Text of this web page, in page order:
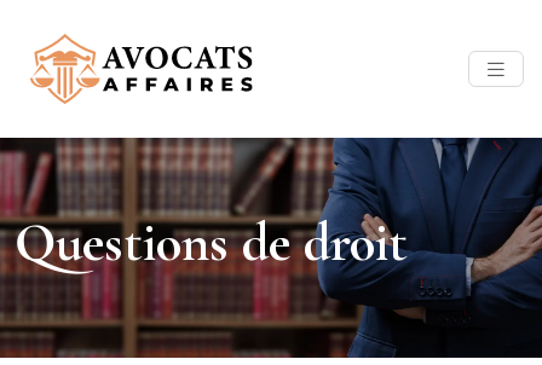
Questions de droit